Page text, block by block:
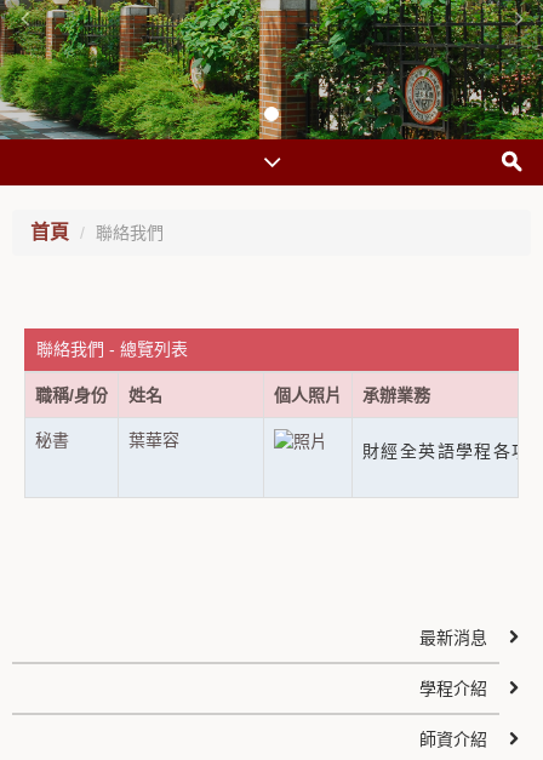
首頁 聯絡我們
聯絡我們 - 總覽列表
職稱/身份 姓名 個人照片 承辦業務
秘書 葉華容
財經全英語學程各項
最新消息
學程介紹
師資介紹